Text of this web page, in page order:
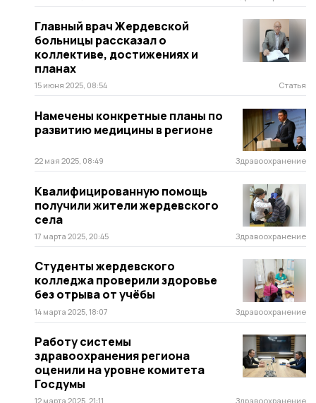
Главный врач Жердевской
больницы рассказал о
коллективе, достижениях и
планах
15 июня 2025, 08:54 Статья
Намечены конкретные планы по
развитию медицины в регионе
22 мая 2025, 08:49 Здравоохранение
Квалифицированную помощь
получили жители жердевского
села
17 марта 2025, 20:45 Здравоохранение
Студенты жердевского
колледжа проверили здоровье
без отрыва от учёбы
14 марта 2025, 18:07 Здравоохранение
Работу системы
здравоохранения региона
оценили на уровне комитета
Госдумы
12 марта 2025, 21:11 Здравоохранение